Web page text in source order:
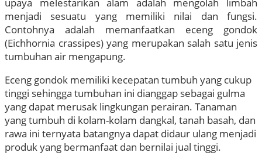
upaya melestarikan alam adalah mengolah limbah
menjadi sesuatu yang memiliki nilai dan fungsi.
Contohnya adalah memanfaatkan eceng gondok
(Eichhornia crassipes) yang merupakan salah satu jenis
tumbuhan air mengapung.
Eceng gondok memiliki kecepatan tumbuh yang cukup
tinggi sehingga tumbuhan ini dianggap sebagai gulma
yang dapat merusak lingkungan perairan. Tanaman
yang tumbuh di kolam-kolam dangkal, tanah basah, dan
rawa ini ternyata batangnya dapat didaur ulang menjadi
produk yang bermanfaat dan bernilai jual tinggi.